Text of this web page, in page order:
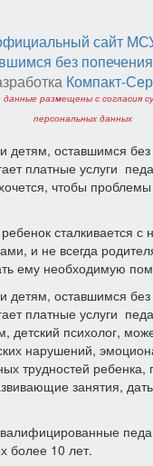
сайт
без
Компакт-
данные размещены с согласия
персональных данных
оставшимся без
платные услуги
чтобы
сталкивается с
и не всегда
ему необходимую
оставшимся без
платные услуги
детский психолог,
нарушений,
трудностей ребенка,
занятия,
более 10 лет.